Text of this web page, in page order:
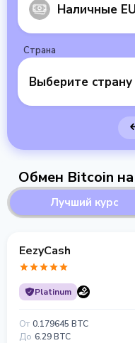
Наличные
Страна
Выберите страну
Обмен Bitcoin
Лучший курс
EezyCash
Platinum
От 0.179645 BTC
До 6.29 BTC